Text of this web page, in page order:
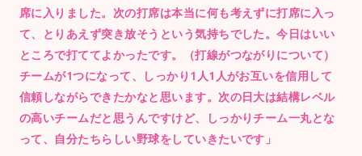
席に入りました。次の打席は本当に何も考えずに打席に入っ
て、とりあえず突き放そうという気持ちでした。今日はいい
ところで打ててよかったです。（打線がつながりについて）
チームが1つになって、しっかり1人1人がお互いを信用して
信頼しながらできたかなと思います。次の日大は結構レベル
の高いチームだと思うんですけど、しっかりチーム一丸とな
って、自分たちらしい野球をしていきたいです」